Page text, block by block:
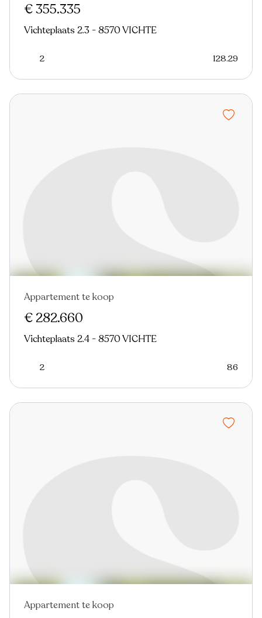
€ 355.335
Vichteplaats 2.3 - 8570 VICHTE
2 128.29
Nieuw
Appartement te koop
€ 282.660
Vichteplaats 2.4 - 8570 VICHTE
2 86
Nieuw
Appartement te koop